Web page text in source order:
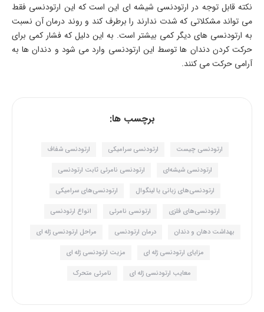
نکته قابل توجه در ارتودنسی شیشه ای این است که این ارتودنسی فقط
می تواند مشکلاتی که شدت ندارند را برطرف کند و روند درمان آن نسبت
به ارتودنسی های دیگر کمی بیشتر است. به این دلیل که فشار کمی برای
حرکت کردن دندان ها توسط این ارتودنسی وارد می شود و دندان ها به
آرامی حرکت می کنند.
برچسب ها:
ارتودنسی چیست ارتودنسی سرامیکی ارتودنسی شفاف
ارتودنسی شیشه‌ای ارتودنسی نامرئی ثابت ارتودنسی
ارتودنسی‌های زبانی یا لینگوال ارتودنسی‌های سرامیکی
ارتودنسی‌های فلزی ارتونسی نامرئی انواع ارتودنسی
بهداشت دهان و دندان درمان ارتودنسی مراحل ارتودنسی ژله ای
مزایای ارتودنسی ژله ای مزیت ارتودنسی ژله ای
معایب ارتودنسی ژله ای نامرئی متحرک